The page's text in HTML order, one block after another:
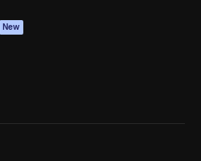
New